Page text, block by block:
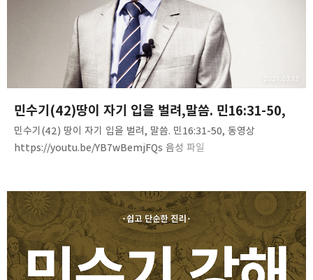
민수기(42)땅이 자기 입을 벌려,말씀. 민16:31-50,
2021.03.12
민수기(42) 땅이 자기 입을 벌려, 말씀. 민16:31-50, 동영상
https://youtu.be/YB7wBemjFQs 음성 파일